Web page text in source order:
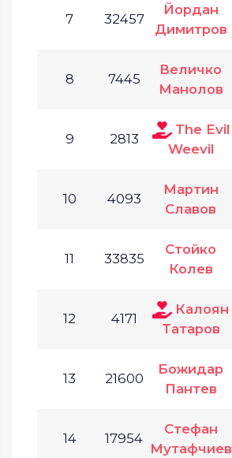
7 32457
Йордан
Димитров
8 7445
Величко
Манолов
9 2813
The Evil
Weevil
10 4093
Мартин
Славов
11 33835
Стойко
Колев
12 4171
Калоян
Татаров
13 21600
Божидар
Пантев
14 17954
Стефан
Мутафчиев